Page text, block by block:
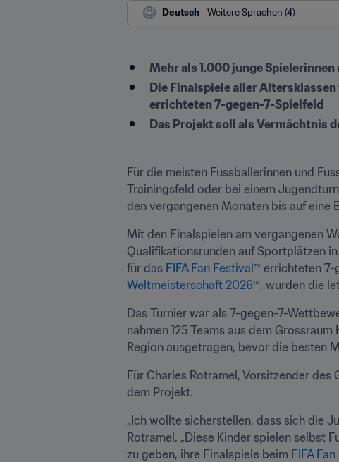
Deutsch - Weitere Sprachen (4)
Mehr als 1.000 junge Spielerinnen
Die Finalspiele aller Altersklassen
errichteten 7-gegen-7-Spielfeld
Das Projekt soll als Vermächtnis
Für die meisten Fussballerinnen und
Trainingsfeld oder bei einem
den vergangenen Monaten bis auf eine
Mit den Finalspielen am vergangenen
Qualifikationsrunden auf Sportplätzen
für das FIFA Fan Festival™ errichteten 7-
Weltmeisterschaft 2026™, wurden die
Das Turnier war als 7-gegen-7-
nahmen 125 Teams aus dem
Region ausgetragen, bevor die besten
Für Charles Rotramel, Vorsitzender
dem Projekt.
„Ich wollte sicherstellen, dass sich die
Rotramel. „Diese Kinder spielen selbst
zu geben, ihre Finalspiele beim FIFA